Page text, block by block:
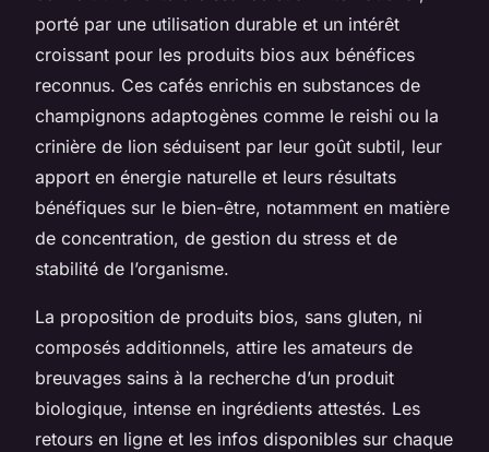
porté par une utilisation durable et un intérêt
croissant pour les produits bios aux bénéfices
reconnus. Ces cafés enrichis en substances de
champignons adaptogènes comme le reishi ou la
crinière de lion séduisent par leur goût subtil, leur
apport en énergie naturelle et leurs résultats
bénéfiques sur le bien-être, notamment en matière
de concentration, de gestion du stress et de
stabilité de l’organisme.
La proposition de produits bios, sans gluten, ni
composés additionnels, attire les amateurs de
breuvages sains à la recherche d’un produit
biologique, intense en ingrédients attestés. Les
retours en ligne et les infos disponibles sur chaque